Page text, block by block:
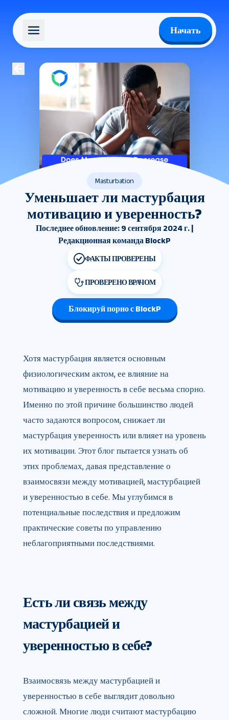
Начать
Masturbation
Уменьшает ли мастурбация
мотивацию и уверенность?
Последнее обновление: 9 сентября 2024 г. |
Редакционная команда BlockP
ФАКТЫ ПРОВЕРЕНЫ
ПРОВЕРЕНО ВРАЧОМ
Блокируй порно с BlockP
Хотя мастурбация является основным
физиологическим актом, ее влияние на
мотивацию и уверенность в себе весьма спорно.
Именно по этой причине большинство людей
часто задаются вопросом, снижает ли
мастурбация уверенность или влияет на уровень
их мотивации. Этот блог пытается узнать об
этих проблемах, давая представление о
взаимосвязи между мотивацией, мастурбацией
и уверенностью в себе. Мы углубимся в
потенциальные последствия и предложим
практические советы по управлению
неблагоприятными последствиями.
Есть ли связь между
мастурбацией и
уверенностью в себе?
Взаимосвязь между мастурбацией и
уверенностью в себе выглядит довольно
сложной. Многие люди считают мастурбацию